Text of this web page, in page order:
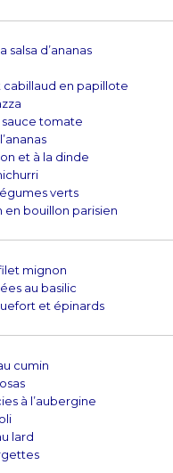
salsa d’ananas
en papillote
tomate
et à la dinde
verts
en bouillon parisien
mignon
au basilic
et épinards
cumin
à l’aubergine
lard